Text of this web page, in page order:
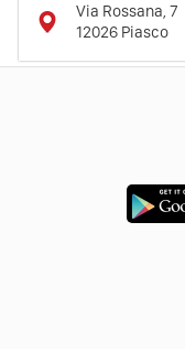
Via Rossana, 7
12026 Piasco